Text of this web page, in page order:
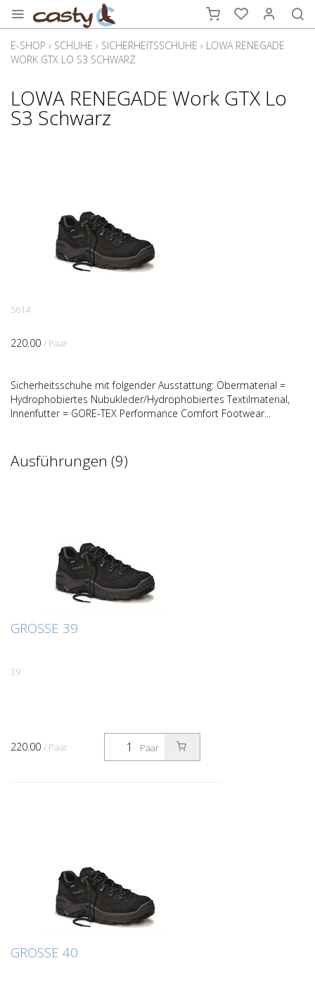
E-SHOP › SCHUHE › SICHERHEITSSCHUHE › LOWA RENEGADE
WORK GTX LO S3 SCHWARZ
LOWA RENEGADE Work GTX Lo
S3 Schwarz
5614
220.00 / Paar
Sicherheitsschuhe mit folgender Ausstattung: Obermaterial =
Hydrophobiertes Nubukleder/Hydrophobiertes Textilmaterial,
Innenfutter = GORE-TEX Performance Comfort Footwear...
Ausführungen (9)
GRÖSSE 39
39
Paar
220.00 / Paar
GRÖSSE 40